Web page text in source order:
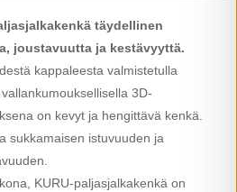
täydellinen
joustavuutta ja kestävyyttä.
kappaleesta valmistetulla
3D-
on kevyt ja hengittävä kenkä.
sukkamaisen istuvuuden ja
KURU-paljasjalkakenkä on